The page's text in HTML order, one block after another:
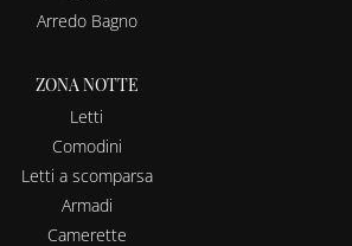
Arredo Bagno
ZONA NOTTE
Letti
Comodini
Letti a scomparsa
Armadi
Camerette